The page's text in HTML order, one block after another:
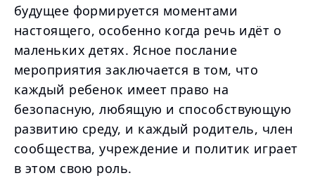
будущее формируется моментами
настоящего, особенно когда речь идёт о
маленьких детях. Ясное послание
мероприятия заключается в том, что
каждый ребенок имеет право на
безопасную, любящую и способствующую
развитию среду, и каждый родитель, член
сообщества, учреждение и политик играет
в этом свою роль.